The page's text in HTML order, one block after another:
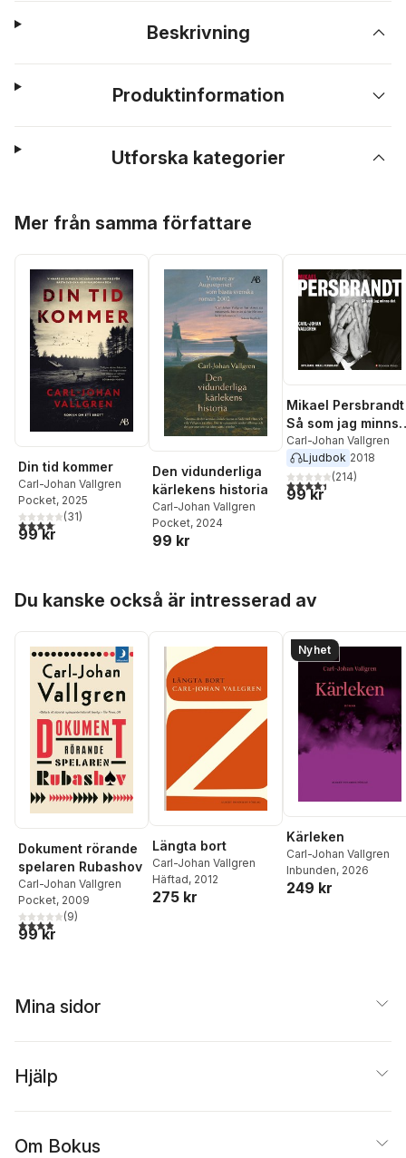
Beskrivning
Produktinformation
Utforska kategorier
Mer från samma författare
Din tid kommer
Carl-Johan Vallgren
Pocket, 2025
4,1utav 5 stjärnor. Totalt antal röster:
(31)
99 kr
Den vidunderliga
kärlekens historia
Carl-Johan Vallgren
Pocket, 2024
99 kr
Mikael Persbrandt
Så som jag minns
det
Carl-Johan Vallgren
Ljudbok 2018
4,4utav 5 stjärnor.
(214)
99 kr
Du kanske också är intresserad av
Dokument rörande
spelaren Rubashov
Carl-Johan Vallgren
Pocket, 2009
3,9utav 5 stjärnor. Totalt antal röster:
(9)
99 kr
Längta bort
Carl-Johan Vallgren
Häftad, 2012
275 kr
Nyhet
Kärleken
Carl-Johan Vallgren
Inbunden, 2026
249 kr
Mina sidor
Hjälp
Om Bokus